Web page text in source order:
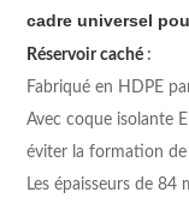
cadre universel
Réservoir caché :
Fabriqué en HDPE
Avec coque isolante
éviter la formation
Les épaisseurs de 84